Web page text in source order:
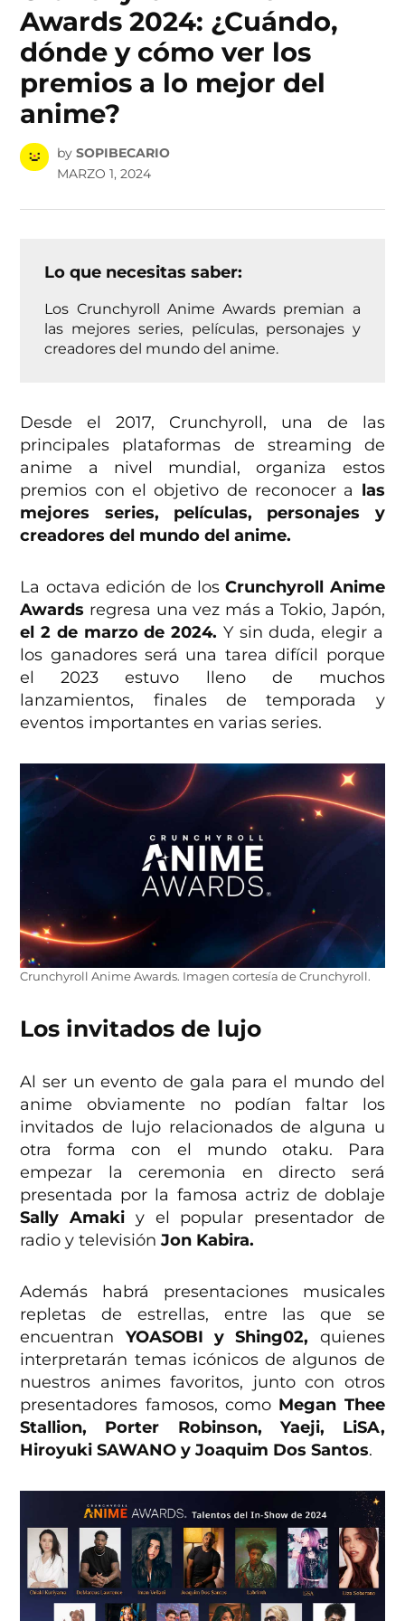
Awards 2024: ¿Cuándo,
dónde y cómo ver los
premios a lo mejor del
anime?
by SOPIBECARIO
MARZO 1, 2024
Lo que necesitas saber:
Los Crunchyroll Anime Awards premian a
las mejores series, películas, personajes y
creadores del mundo del anime.
Desde el 2017, Crunchyroll, una de las
principales plataformas de streaming de
anime a nivel mundial, organiza estos
premios con el objetivo de reconocer a las
mejores series, películas, personajes y
creadores del mundo del anime.
La octava edición de losCrunchyroll Anime
Awards regresa una vez más a Tokio, Japón,
el 2 de marzo de 2024. Y sin duda, elegir a
los ganadores será una tarea difícil porque
el 2023 estuvo lleno de muchos
lanzamientos, finales de temporada y
eventos importantes en varias series.
Crunchyroll Anime Awards. Imagen cortesía de Crunchyroll.
Los invitados de lujo
Al ser un evento de gala para el mundo del
anime obviamente no podían faltar los
invitados de lujo relacionados de alguna u
otra forma con el mundo otaku. Para
empezar la ceremonia en directo será
presentada por la famosa actriz de doblaje
Sally Amaki y el popular presentador de
radio y televisiónJon Kabira.
Además habrá presentaciones musicales
repletas de estrellas, entre las que se
encuentran YOASOBI y Shing02, quienes
interpretarán temas icónicos de algunos de
nuestros animes favoritos, junto con otros
presentadores famosos, como Megan Thee
Stallion, Porter Robinson, Yaeji, LiSA,
Hiroyuki SAWANO y Joaquim Dos Santos.